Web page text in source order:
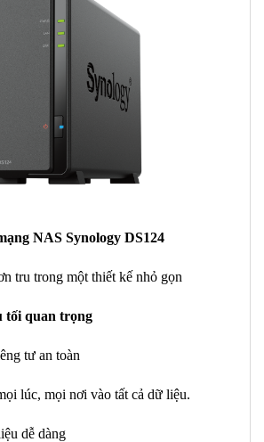
NAS Synology DS124
tru trong một thiết kế nhỏ gọn
tối quan trọng
tư an toàn
lúc, mọi nơi vào tất cả dữ liệu.
dễ dàng